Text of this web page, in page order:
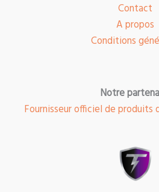
Contact
A propos
Conditions
Notre
Fournisseur officiel de produits